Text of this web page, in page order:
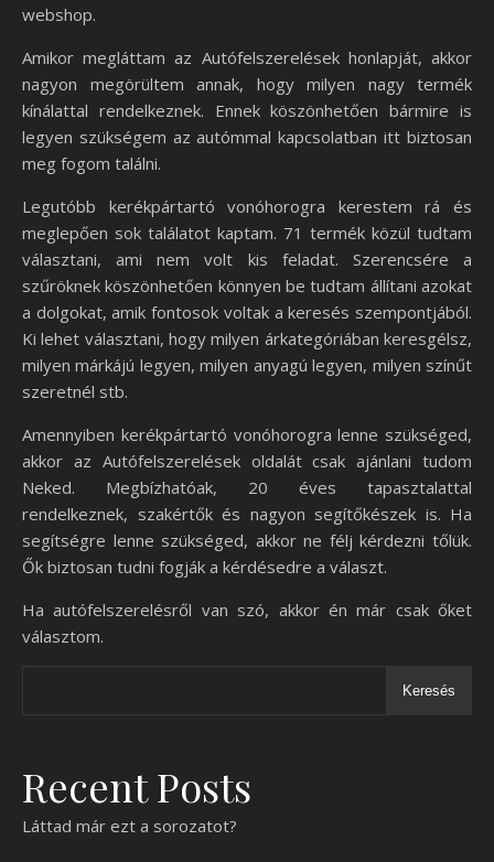
webshop.
Amikor megláttam az Autófelszerelések honlapját, akkor
nagyon megörültem annak, hogy milyen nagy termék
kínálattal rendelkeznek. Ennek köszönhetően bármire is
legyen szükségem az autómmal kapcsolatban itt biztosan
meg fogom találni.
Legutóbb kerékpártartó vonóhorogra kerestem rá és
meglepően sok találatot kaptam. 71 termék közül tudtam
választani, ami nem volt kis feladat. Szerencsére a
szűröknek köszönhetően könnyen be tudtam állítani azokat
a dolgokat, amik fontosok voltak a keresés szempontjából.
Ki lehet választani, hogy milyen árkategóriában keresgélsz,
milyen márkájú legyen, milyen anyagú legyen, milyen színűt
szeretnél stb.
Amennyiben kerékpártartó vonóhorogra lenne szükséged,
akkor az Autófelszerelések oldalát csak ajánlani tudom
Neked. Megbízhatóak, 20 éves tapasztalattal
rendelkeznek, szakértők és nagyon segítőkészek is. Ha
segítségre lenne szükséged, akkor ne félj kérdezni tőlük.
Ők biztosan tudni fogják a kérdésedre a választ.
Ha autófelszerelésről van szó, akkor én már csak őket
választom.
Keresés
Recent Posts
Láttad már ezt a sorozatot?